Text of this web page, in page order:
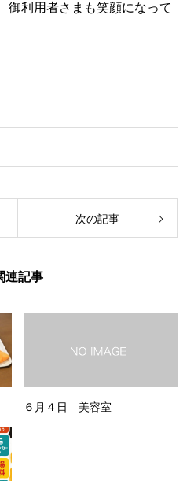
御利用者さまも笑顔になって
次の記事
連記事
６月４日 美容室